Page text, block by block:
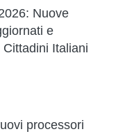
Nuove
e
Italiani
processori